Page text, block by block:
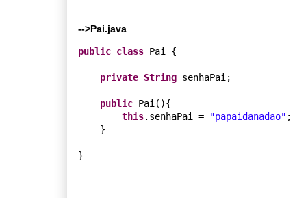
-->Pai.java
public class Pai {
private String senhaPai;
public Pai(){
this.senhaPai = "papaidanadao" ;
    }